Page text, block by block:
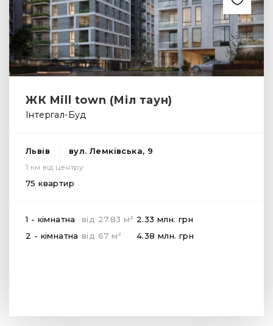
ЖК Mill town (Міл таун)
Інтергал-Буд
Львів вул. Лемківська, 9
1 км від центру
75 квартир
1 - кімнатна від 27.83 м 2 2.33 млн. грн
2 - кімнатна від 67 м 2 4.38 млн. грн